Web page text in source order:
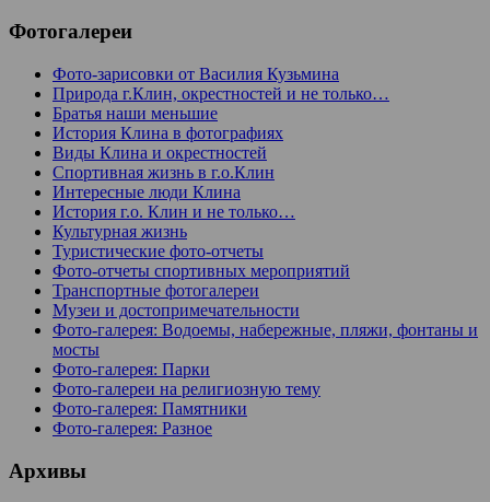
Фотогалереи
Фото-зарисовки от Василия Кузьмина
Природа г.Клин, окрестностей и не только…
Братья наши меньшие
История Клина в фотографиях
Виды Клина и окрестностей
Спортивная жизнь в г.о.Клин
Интересные люди Клина
История г.о. Клин и не только…
Культурная жизнь
Туристические фото-отчеты
Фото-отчеты спортивных мероприятий
Транспортные фотогалереи
Музеи и достопримечательности
Фото-галерея: Водоемы, набережные, пляжи, фонтаны и
мосты
Фото-галерея: Парки
Фото-галереи на религиозную тему
Фото-галерея: Памятники
Фото-галерея: Разное
Архивы